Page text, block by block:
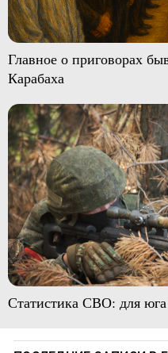
Главное о приговорах
Карабаха
Статистика СВО: для